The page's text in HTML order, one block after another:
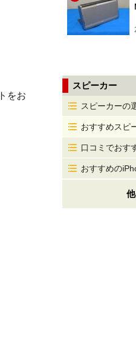
をお
スピーカー
スピーカーの
おすすめスピ
口コミでおす
おすすめの